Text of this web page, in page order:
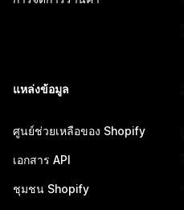
แหล่งข้อมูล
ศูนย์ช่วยเหลือของ Shopify
เอกสาร API
ชุมชน Shopify